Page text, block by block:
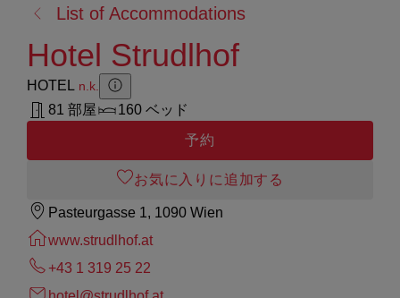
る:
List of Accommodations
Hotel Strudlhof
HOTEL n.k.
Zusatzinformation anzeigen
Zusatzinformation ausblenden
81 部屋
160 ベッド
予約
お気に入りに追加する
Pasteurgasse 1, 1090 Wien
www.strudlhof.at
+43 1 319 25 22